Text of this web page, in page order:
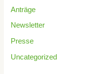
Anträge
Newsletter
Presse
Uncategorized